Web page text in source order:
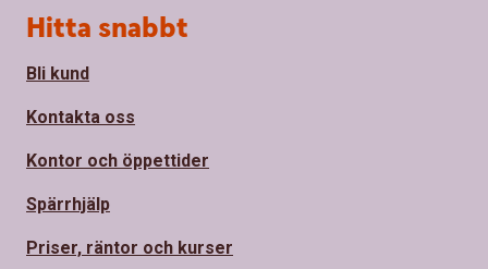
Sidfot
Hitta snabbt
Bli kund
Kontakta oss
Kontor och öppettider
Spärrhjälp
Priser, räntor och kurser